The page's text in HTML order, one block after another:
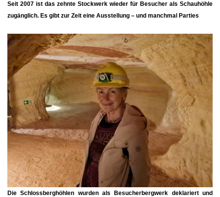
Seit 2007 ist das zehnte Stockwerk wieder für Besucher als Schauhöhle
zugänglich. Es gibt zur Zeit eine Ausstellung – und manchmal Parties
Die Schlossberghöhlen wurden als Besucherbergwerk deklariert und